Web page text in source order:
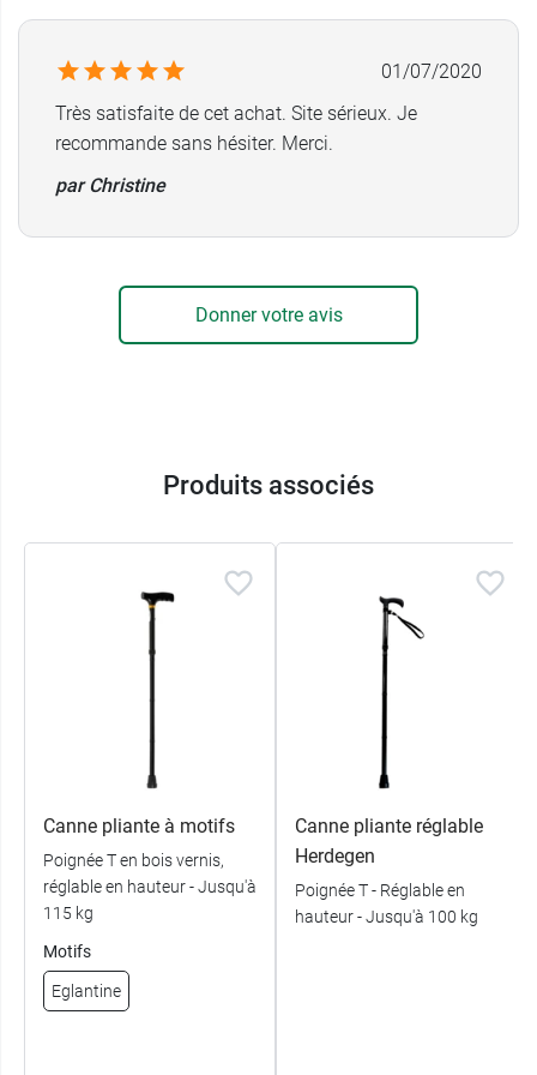
Diamètre intérieur embout : 18 mm
Herdegen propose également le
pliant et articulé pour adulte Herdegen
pieds.
01/07/2020
Très satisfaite de cet achat. Site sérieux. Je
recommande sans hésiter. Merci.
par Christine
Donner votre avis
Produits associés
Canne pliante à motifs
Poignée T en bois vernis,
réglable en hauteur - Jusqu'à
115 kg
Motifs
Eglantine
Canne pliante réglable
Herdegen
Poignée T - Réglable en
hauteur - Jusqu'à 100 kg